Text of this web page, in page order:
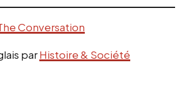
Conversation
parHistoire & Société